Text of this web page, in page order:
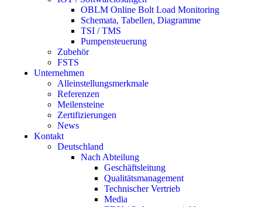
OBLM Online Bolt Load Monitoring
Schemata, Tabellen, Diagramme
TSI / TMS
Pumpensteuerung
Zubehör
FSTS
Unternehmen
Alleinstellungsmerkmale
Referenzen
Meilensteine
Zertifizierungen
News
Kontakt
Deutschland
Nach Abteilung
Geschäftsleitung
Qualitätsmanagement
Technischer Vertrieb
Media